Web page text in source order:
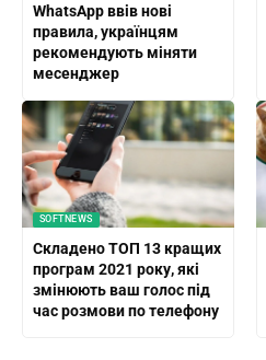
WhatsApp ввів нові
правила, українцям
рекомендують міняти
месенджер
SOFTNEWS
Складено ТОП 13 кращих
програм 2021 року, які
змінюють ваш голос під
час розмови по телефону